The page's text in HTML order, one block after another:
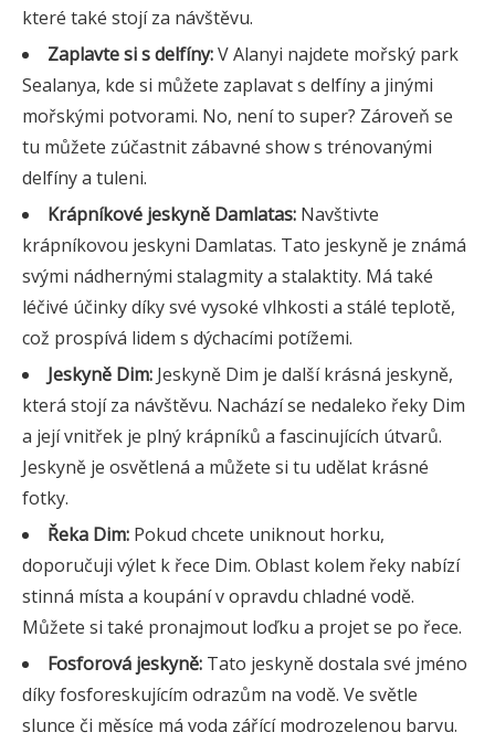
které také stojí za návštěvu.
Zaplavte si s delfíny:V Alanyi najdete mořský park
Sealanya, kde si můžete zaplavat s delfíny a jinými
mořskými potvorami. No, není to super? Zároveň se
tu můžete zúčastnit zábavné show s trénovanými
delfíny a tuleni.
Krápníkové jeskyně Damlatas: Navštivte
krápníkovou jeskyni Damlatas. Tato jeskyně je známá
svými nádhernými stalagmity a stalaktity. Má také
léčivé účinky díky své vysoké vlhkosti a stálé teplotě,
což prospívá lidem s dýchacími potížemi.
Jeskyně Dim: Jeskyně Dim je další krásná jeskyně,
která stojí za návštěvu. Nachází se nedaleko řeky Dim
a její vnitřek je plný krápníků a fascinujících útvarů.
Jeskyně je osvětlená a můžete si tu udělat krásné
fotky.
Řeka Dim: Pokud chcete uniknout horku,
doporučuji výlet k řece Dim. Oblast kolem řeky nabízí
stinná místa a koupání v opravdu chladné vodě.
Můžete si také pronajmout loďku a projet se po řece.
Fosforová jeskyně: Tato jeskyně dostala své jméno
díky fosforeskujícím odrazům na vodě. Ve světle
slunce či měsíce má voda zářící modrozelenou barvu.